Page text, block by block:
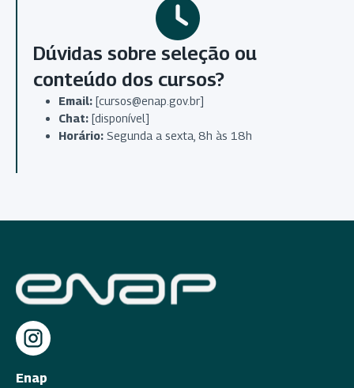
Dúvidas sobre seleção ou
conteúdo dos cursos?
Email: [cursos@enap.gov.br]
Chat: [disponível]
Horário: Segunda a sexta, 8h às 18h
Enap